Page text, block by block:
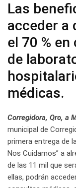
Las
acceder a
el 70 %
de
médicas.
Corregidora, Qro, a
municipal de
primera entrega de
Nos Cuidamos” a
de las 11 mil que
ellas, podrán